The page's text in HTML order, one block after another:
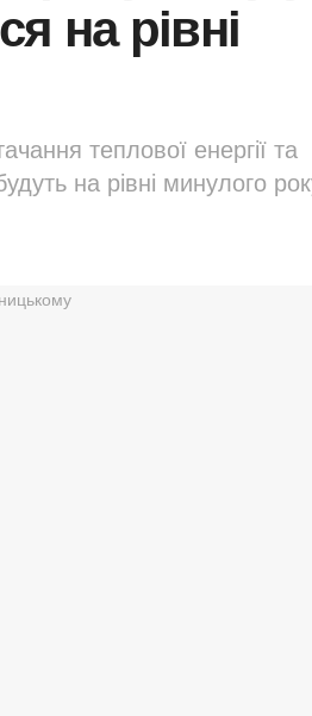
на рівні
теплової енергії та
на рівні минулого